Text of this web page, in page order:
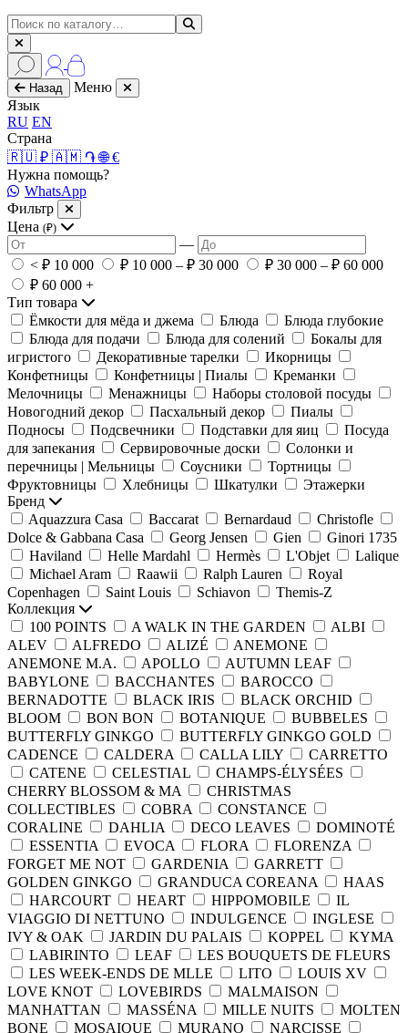
Назад
Меню
Язык
RU EN
Страна
🇷🇺 ₽ 🇦🇲 ֏🌐 €
Нужна помощь?
WhatsApp
Фильтр
Цена (₽)
—
< ₽ 10 000
₽ 10 000 – ₽ 30 000
₽ 30 000 – ₽ 60 000
₽ 60 000 +
Тип товара
Ёмкости для мёда и джема
Блюда
Блюда глубокие
Блюда для подачи
Блюда для солений
Бокалы для
игристого
Декоративные тарелки
Икорницы
Конфетницы
Конфетницы | Пиалы
Креманки
Мелочницы
Менажницы
Наборы столовой посуды
Новогодний декор
Пасхальный декор
Пиалы
Подносы
Подсвечники Подставки для яиц
Посуда
для запекания
Сервировочные доски
Солонки и
перечницы | Мельницы
Соусники
Тортницы
Фруктовницы
Хлебницы Шкатулки
Этажерки
Бренд
Aquazzura Casa
Baccarat Bernardaud
Christofle
Dolce & Gabbana Casa
Georg Jensen Gien
Ginori 1735
Haviland
Helle Mardahl Hermès L'Objet
Lalique
Michael Aram
Raawii Ralph Lauren
Royal
Copenhagen
Saint Louis Schiavon
Themis-Z
Коллекция
100 POINTS
A WALK IN THE GARDEN
ALBI
ALEV
ALFREDO ALIZÉ
ANEMONE
ANEMONE M.A.
APOLLO
AUTUMN LEAF
BABYLONE
BACCHANTES
BAROCCO
BERNADOTTE
BLACK IRIS
BLACK ORCHID
BLOOM
BON BON BOTANIQUE
BUBBELES
BUTTERFLY GINKGO
BUTTERFLY GINKGO GOLD
CADENCE
CALDERA CALLA LILY
CARRETTO
CATENE
CELESTIAL
CHAMPS-ÉLYSÉES
CHERRY BLOSSOM & MA
CHRISTMAS
COLLECTIBLES
COBRA
CONSTANCE
CORALINE
DAHLIA DECO LEAVES
DOMINOTÉ
ESSENTIA
EVOCA FLORA
FLORENZA
FORGET ME NOT
GARDENIA
GARRETT
GOLDEN GINKGO
GRANDUCA COREANA
HAAS
HARCOURT
HEART HIPPOMOBILE
IL
VIAGGIO DI NETTUNO
INDULGENCE
INGLESE
IVY & OAK
JARDIN DU PALAIS KOPPEL
KYMA
LABIRINTO
LEAF
LES BOUQUETS DE FLEURS
LES WEEK-ENDS DE MLLE
LITO
LOUIS XV
LOVE KNOT
LOVEBIRDS
MALMAISON
MANHATTAN
MASSÉNA MILLE NUITS
MOLTEN
BONE
MOSAIQUE MURANO
NARCISSE